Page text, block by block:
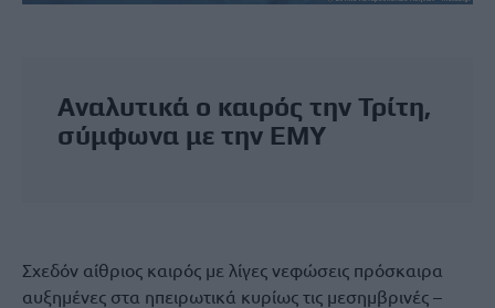
Αναλυτικά ο καιρός την Τρίτη,
σύμφωνα με την ΕΜΥ
Σχεδόν αίθριος καιρός με λίγες νεφώσεις πρόσκαιρα
αυξημένες στα ηπειρωτικά κυρίως τις μεσημβρινές –